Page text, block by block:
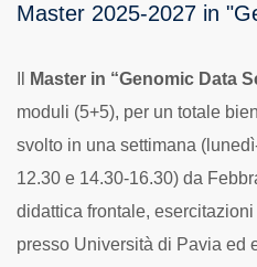
Master 2025-2027 in
Master in “Genomic Data
moduli (5+5), per un totale
svolto in una settimana
12.30 e 14.30-16.30) da
didattica frontale,
presso Università di Pavia ed